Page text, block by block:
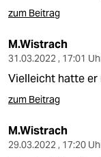
zum Beitrag
M.Wistrach
31.03.2022 , 17:01
Vielleicht hatte er
zum Beitrag
M.Wistrach
29.03.2022 , 17:20